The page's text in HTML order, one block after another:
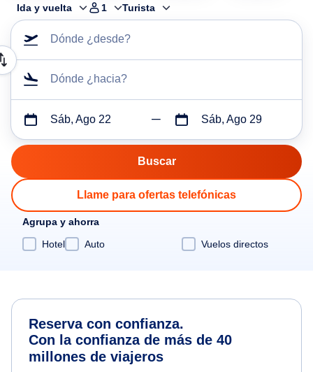
Ida y vuelta 1 Turista
Dónde ¿desde?
Dónde ¿hacia?
Sáb, Ago 22 Sáb, Ago 29
Llame para ofertas telefónicas
Agrupa y ahorra
Hotel
Auto Vuelos directos
Reserva con confianza.
Con la confianza de más de 40
millones de viajeros